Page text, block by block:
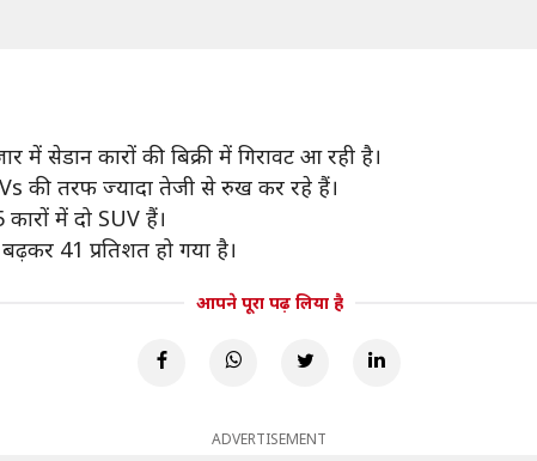
सेडान कारों की बिक्री में गिरावट आ रही है।
की तरफ ज्यादा तेजी से रुख कर रहे हैं।
में दो SUV हैं।
41 प्रतिशत हो गया है।
आपने पूरा पढ़ लिया है
ADVERTISEMENT